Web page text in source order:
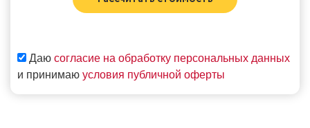
Даю согласие на обработку персональных данных
и принимаю условия публичной оферты